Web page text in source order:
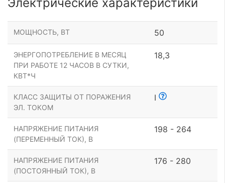
МОЩНОСТЬ, ВТ 50
ЭНЕРГОПОТРЕБЛЕНИЕ В МЕСЯЦ
ПРИ РАБОТЕ 12 ЧАСОВ В СУТКИ,
КВТ*Ч
18,3
КЛАСС ЗАЩИТЫ ОТ ПОРАЖЕНИЯ
ЭЛ. ТОКОМ
I
НАПРЯЖЕНИЕ ПИТАНИЯ
(ПЕРЕМЕННЫЙ ТОК), В
198 - 264
НАПРЯЖЕНИЕ ПИТАНИЯ
(ПОСТОЯННЫЙ ТОК), В
176 - 280